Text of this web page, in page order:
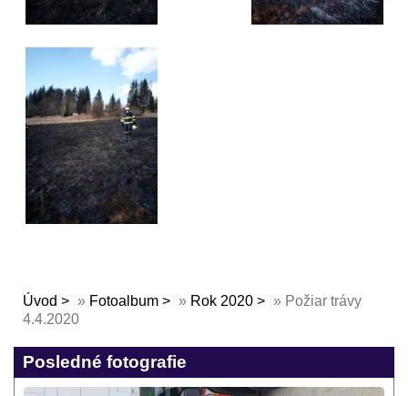
Úvod » Fotoalbum » Rok 2020 » Požiar trávy
4.4.2020
Posledné fotografie